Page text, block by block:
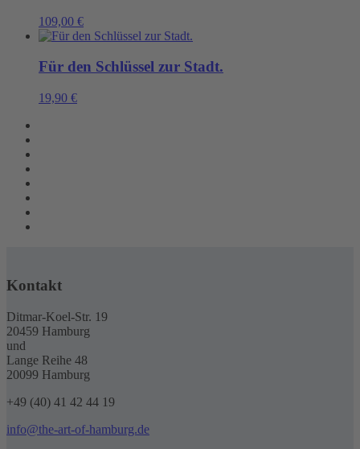
109,00 €
Für den Schlüssel zur Stadt.
19,90 €
Kontakt
Ditmar-Koel-Str. 19
20459 Hamburg
und
Lange Reihe 48
20099 Hamburg
+49 (40) 41 42 44 19
info@the-art-of-hamburg.de